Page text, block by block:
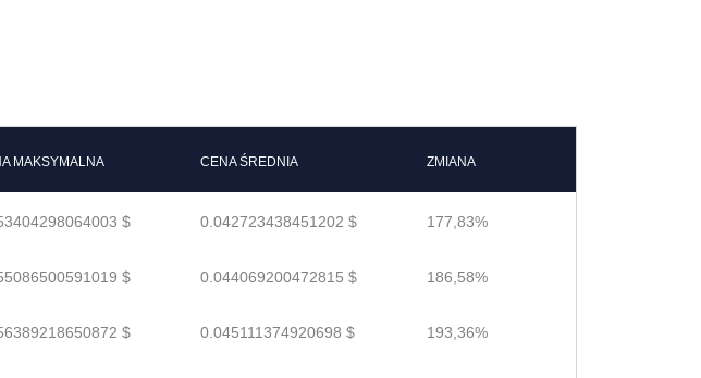
MAKSYMALNA CENA ŚREDNIA ZMIANA
$ 0.042723438451202 $ 177,83%
$ 0.044069200472815 $ 186,58%
$ 0.045111374920698 $ 193,36%